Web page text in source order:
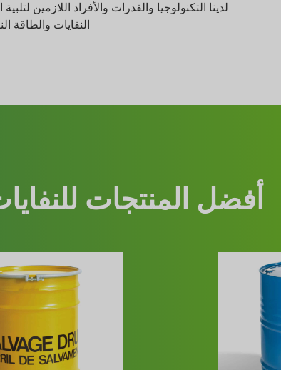
لدينا التكنولوجيا والقدرات والأفراد اللازمين
النفايات والطاقة
أفضل المنتجات